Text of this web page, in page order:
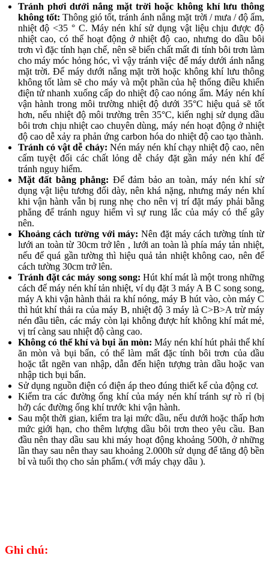
Tránh phơi dưới nắng mặt trời hoặc không khí lưu thông
không tốt: Thông gió tốt, tránh ánh nắng mặt trời / mưa / độ ẩm,
nhiệt độ <35 ° C. Máy nén khí sử dụng vật liệu chịu được độ
nhiệt cao, có thể hoạt động ở nhiệt độ cao, nhưng do dầu bôi
trơn vì đặc tính hạn chế, nên sẽ biến chất mất đi tính bôi trơn làm
cho máy móc hỏng hóc, vì vậy tránh việc để máy dưới ánh nắng
mặt trời. Để máy dưới nắng mặt trời hoặc không khí lưu thông
không tốt làm sẽ cho máy và một phần của hệ thống điều khiển
điện tử nhanh xuống cấp do nhiệt độ cao nóng ẩm. Máy nén khí
vận hành trong môi trường nhiệt độ dưới 35°C hiệu quả sẽ tốt
hơn, nếu nhiệt độ môi trường trên 35°C, kiến nghị sử dụng dầu
bôi trơn chịu nhiệt cao chuyên dùng, máy nén hoạt động ở nhiệt
độ cao dễ xảy ra phản ứng carbon hóa do nhiệt độ cao tạo thành.
Tránh có vật dễ cháy: Nén máy nén khí chạy nhiệt độ cao, nên
cấm tuyệt đối các chất lỏng dễ cháy đặt gần máy nén khí để
tránh nguy hiểm.
Mặt đất bằng phẳng: Để đảm bảo an toàn, máy nén khí sử
dụng vật liệu tương đối dày, nên khá nặng, nhưng máy nén khí
khi vận hành vẫn bị rung nhẹ cho nên vị trí đặt máy phải bằng
phẳng để tránh nguy hiểm vì sự rung lắc của máy có thể gây
nên.
Khoảng cách tường với máy: Nên đặt máy cách tường tính từ
lưới an toàn từ 30cm trở lên , lưới an toàn là phía máy tản nhiệt,
nếu để quá gần tường thì hiệu quả tản nhiệt không cao, nên để
cách tường 30cm trở lên.
Tránh đặt các máy song song: Hút khí mát là một trong những
cách để máy nén khí tản nhiệt, ví dụ đặt 3 máy A B C song song,
máy A khi vận hành thải ra khí nóng, máy B hút vào, còn máy C
thì hút khí thải ra của máy B, nhiệt độ 3 máy là C>B>A trừ máy
nén đầu tiên, các máy còn lại không được hít không khí mát mẻ,
vị trí càng sau nhiệt độ càng cao.
Không có thể khí và bụi ăn mòn: Máy nén khí hút phải thể khí
ăn mòn và bụi bẩn, có thể làm mất đặc tính bôi trơn của dầu
hoặc tắt ngẽn van nhập, dẫn đến hiện tượng tràn dầu hoặc van
nhập tich bụi bẩn.
Sử dụng nguồn điện có điện áp theo đúng thiết kế của động cơ.
Kiểm tra các đường ống khí của máy nén khí tránh sự rò rỉ (bị
hở) các đường ống khí trước khi vận hành.
Sau một thời gian, kiểm tra lại mức dầu, nếu dưới hoặc thấp hơn
mức giới hạn, cho thêm lượng dầu bôi trơn theo yêu cầu. Ban
đầu nên thay dầu sau khi máy hoạt động khoảng 500h, ở những
lần thay sau nên thay sau khoảng 2.000h sử dụng để tăng độ bền
bỉ và tuổi thọ cho sản phẩm.( với máy chạy dầu ).
Ghi chú: